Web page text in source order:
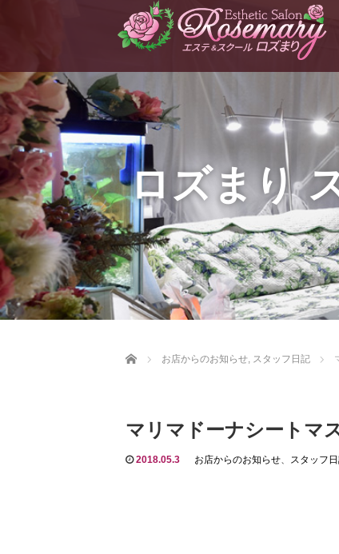
ロズまり
Home お店からのお知らせ, スタッフ日記
マリマドーナシートマ
2018.05.3 お店からのお知らせ、 スタッフ